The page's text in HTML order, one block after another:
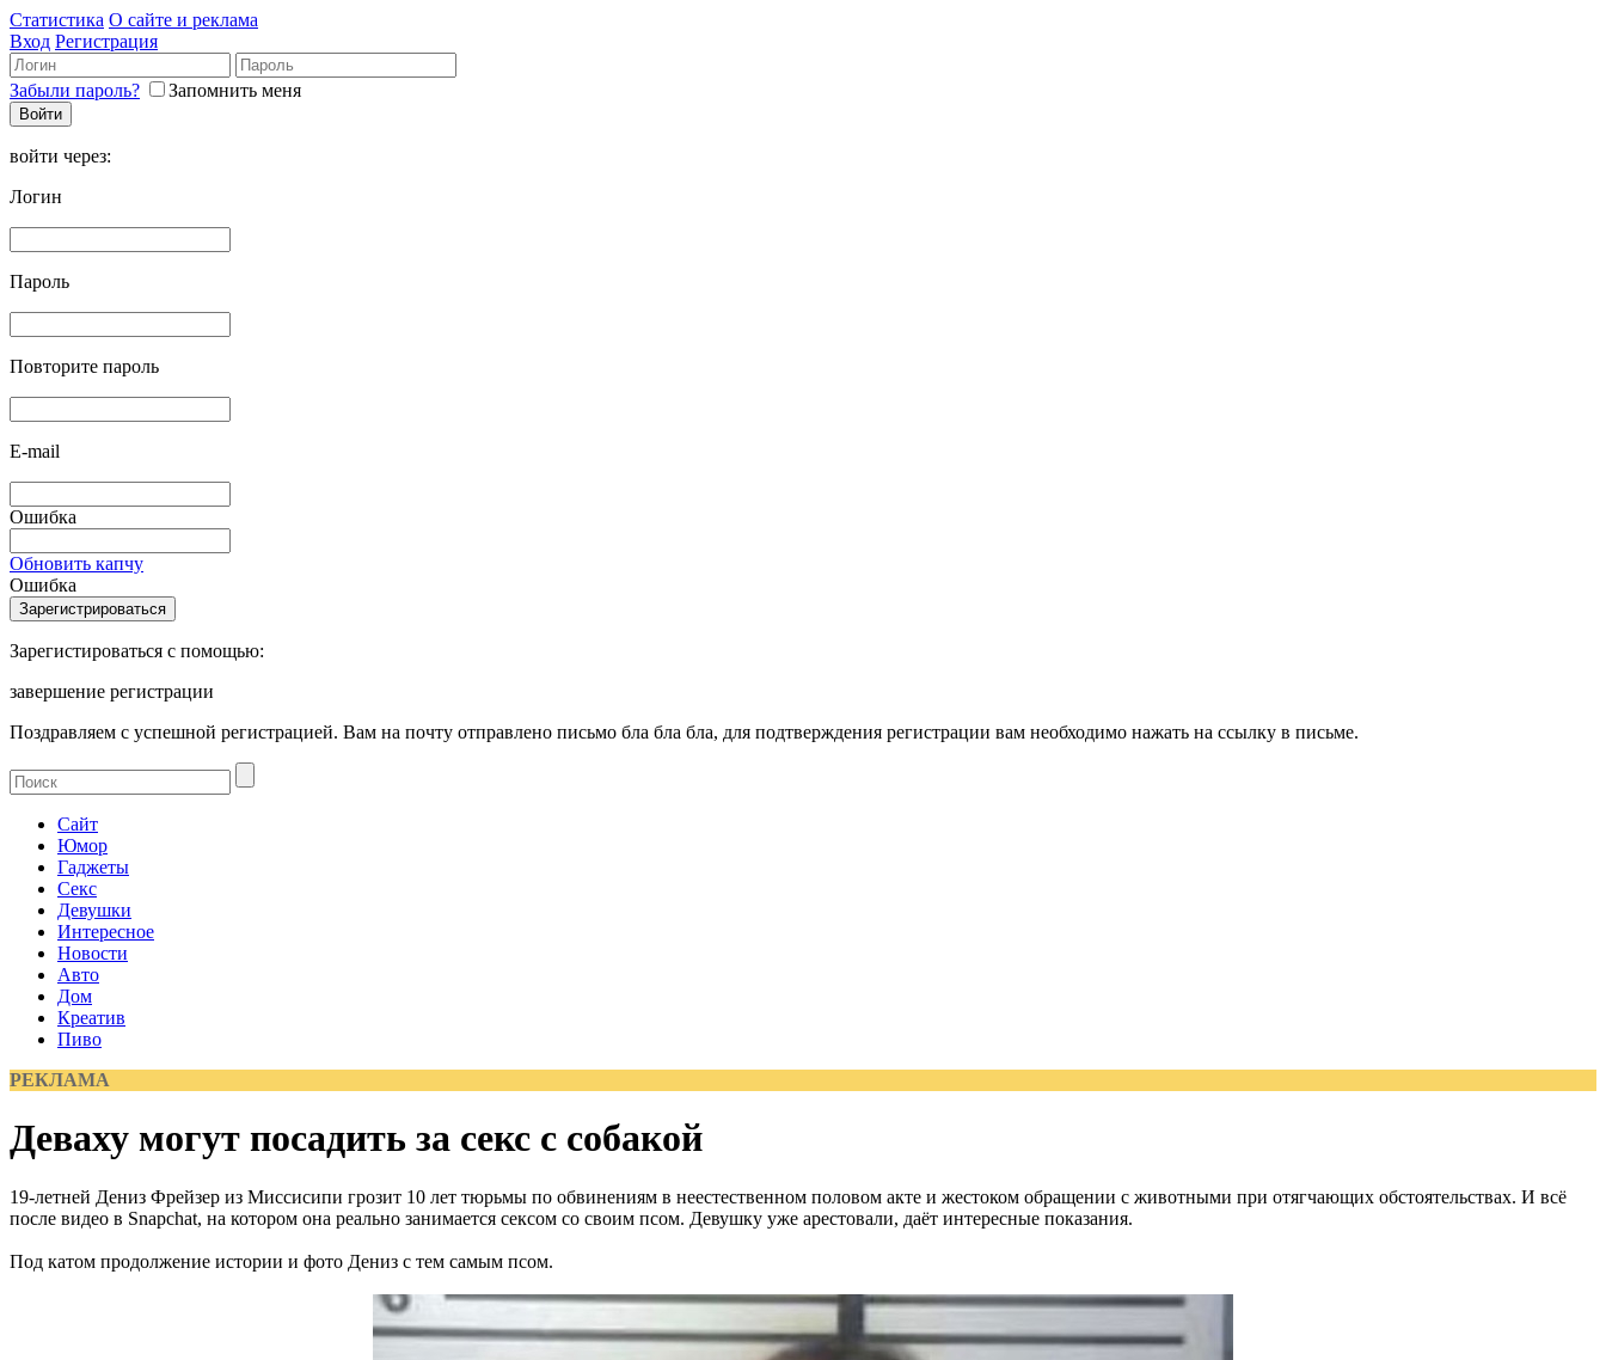
Статистика О сайте и реклама
Вход Регистрация
Забыли пароль? Запомнить меня
войти через:
Логин
Пароль
Повторите пароль
E-mail
Ошибка
Обновить капчу
Ошибка
Зарегистироваться с помощью:
завершение регистрации
Поздравляем с успешной регистрацией. Вам на почту отправлено письмо бла бла бла, для подтверждения регистрации вам необходимо нажать на ссылку в письме.
Сайт
Юмор
Гаджеты
Секс
Девушки
Интересное
Новости
Авто
Дом
Креатив
Пиво
РЕКЛАМА
Деваху могут посадить за секс с собакой
19-летней Дениз Фрейзер из Миссисипи грозит 10 лет тюрьмы по обвинениям в неестественном половом акте и жестоком обращении с животными при отягчающих обстоятельствах. И всё
после видео в Snapchat, на котором она реально занимается сексом со своим псом. Девушку уже арестовали, даёт интересные показания.
Под катом продолжение истории и фото Дениз с тем самым псом.